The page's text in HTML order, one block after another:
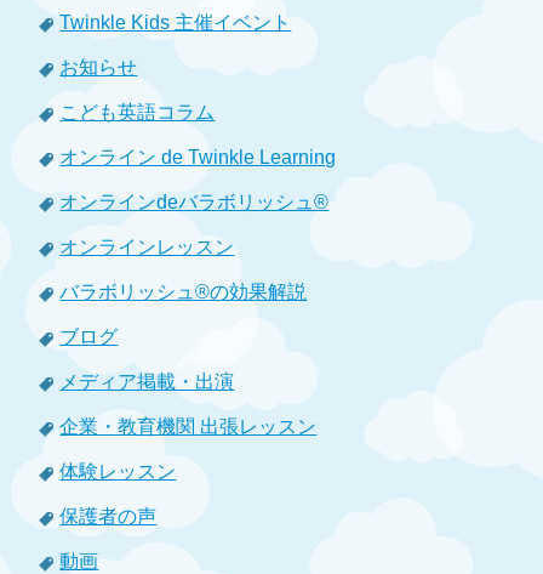
Twinkle Kids 主催イベント
お知らせ
こども英語コラム
オンライン de Twinkle Learning
オンラインdeバラボリッシュ®
オンラインレッスン
バラボリッシュ®の効果解説
ブログ
メディア掲載・出演
企業・教育機関 出張レッスン
体験レッスン
保護者の声
動画